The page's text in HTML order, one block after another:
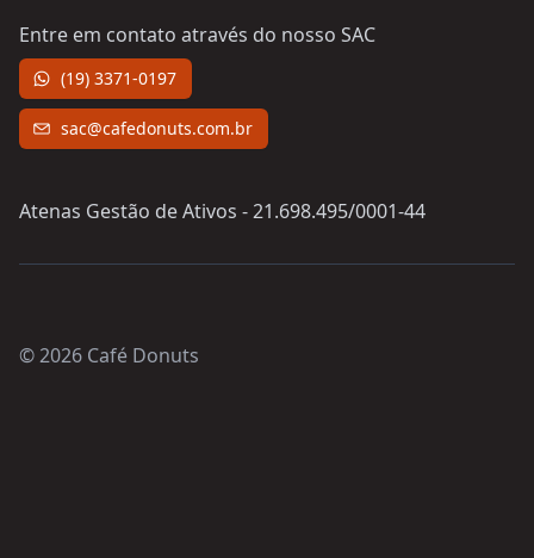
Entre em contato através do nosso SAC
(19) 3371-0197
sac@cafedonuts.com.br
Atenas Gestão de Ativos - 21.698.495/0001-44
© 2026 Café Donuts